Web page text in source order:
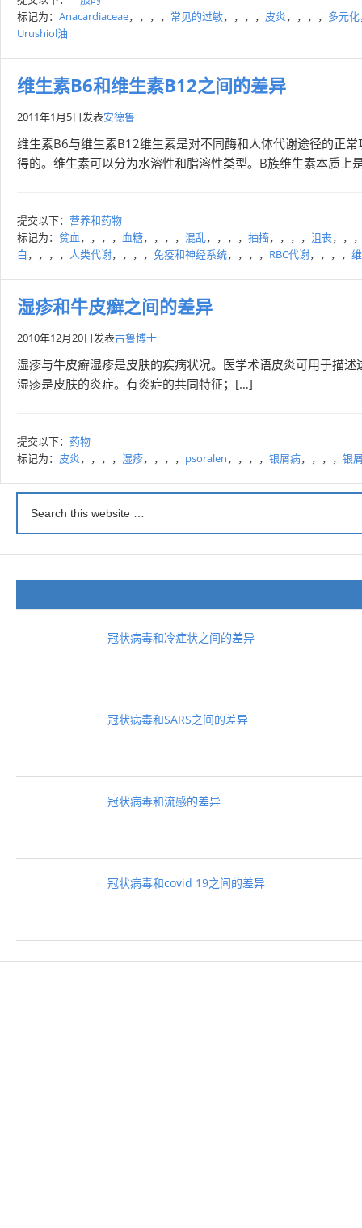
标记为： Anacardiaceae，，，， 常见的过敏，，，， 皮炎，，，， 多元化
Urushiol油
维生素B6和维生素B12之间的差异
2011年1月5日发表安德鲁
维生素B6与维生素B12维生素是对不同酶和人体代谢途径的正
得的。维生素可以分为水溶性和脂溶性类型。B族维生素本质上
提交以下： 营养和药物
标记为： 贫血，，，， 血糖，，，， 混乱，，，， 抽搐，，，， 沮丧，，
白，，，， 人类代谢，，，， 免疫和神经系统，，，， RBC代谢，，，，
湿疹和牛皮癣之间的差异
2010年12月20日发表古鲁博士
湿疹与牛皮癣湿疹是皮肤的疾病状况。医学术语皮炎可用于描
湿疹是皮肤的炎症。有炎症的共同特征；[…]
提交以下： 药物
标记为： 皮炎，，，， 湿疹，，，， psoralen，，，， 银屑病，，，， 银
冠状病毒和冷症状之间的差异
冠状病毒和SARS之间的差异
冠状病毒和流感的差异
冠状病毒和covid 19之间的差异